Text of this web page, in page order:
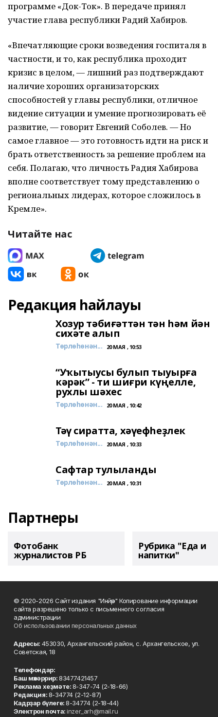
программе «Док-Ток». В передаче принял
участие глава республики Радий Хабиров.
«Впечатляющие сроки возведения госпиталя в
частности, и то, как республика проходит
кризис в целом, — лишний раз подтверждают
наличие хороших организаторских
способностей у главы республики, отличное
видение ситуации и умение прогнозировать её
развитие, — говорит Евгений Соболев. — Но
самое главное — это готовность идти на риск и
брать ответственность за решение проблем на
себя. Полагаю, что личность Радия Хабирова
вполне соответствует тому представлению о
региональных лидерах, которое сложилось в
Кремле».
Читайте нас
Редакция һайлауы
Хозур тәбиғәттән тән һәм йән
сихәте алып
Төрлөһөнән... 20 МАЯ , 10:53
“Уҡытыусы булып тыуырға
кәрәк” - ти шиғри күңелле,
рухлы шәхес
Төрлөһөнән... 20 МАЯ , 10:42
Тәү сиратта, хәүефһеҙлек
Төрлөһөнән... 20 МАЯ , 10:33
Сафтар тулыланды
Төрлөһөнән... 20 МАЯ , 10:31
Партнеры
Фотобанк
журналистов РБ
Рубрика "Еда и
напитки"
© 2020-2026 Сайт издания "Инйәр" Копирование информации
сайта разрешено только с письменного согласия
администрации
Об использовании персональных данных
Адресы: 453030, Архангельский район, с. Архангельское, ул.
Советская, 18
Телефондар:
Баш мөхәррир:83477421457
Реклама хеҙмәте:8-347-74 (2-18-66)
Редакция:8-34774 (2-12-87)
Кадрҙар бүлеге:8-34774 (2-18-44)
Электрон почта:inzer_arh@mail.ru